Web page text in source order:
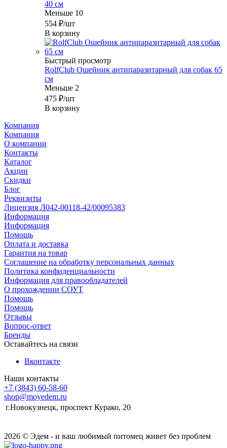
40 см
Меньше 10
554 ₽/шт
В корзину
Быстрый просмотр
RolfClub Ошейник антипаразитарный для собак 65
см
Меньше 2
475 ₽/шт
В корзину
Компания
Компания
О компании
Контакты
Каталог
Акции
Скидки
Блог
Реквизиты
Лицензия Л042-00118-42/00095383
Информация
Информация
Помощь
Оплата и доставка
Гарантия на товар
Соглашение на обработку персональных данных
Политика конфиденциальности
Информация для правообладателей
О прохождении СОУТ
Помощь
Помощь
Отзывы
Вопрос-ответ
Бренды
Оставайтесь на связи
Вконтакте
Наши контакты
+7 (3843) 60-58-60
shop@moyedem.ru
г.Новокузнецк, проспект Курако, 20
2026 © Эдем - и ваш любимый питомец живет без проблем